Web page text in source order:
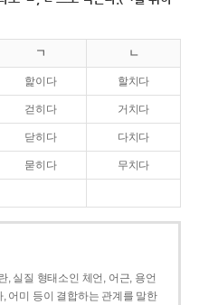
ㄱ ㄴ
핥이다 할치다
걷히다 거치다
닫히다 다치다
묻히다 무치다
, 실질 형태소인 체언, 어근, 용언
어미 등이 결합하는 관계를 말한